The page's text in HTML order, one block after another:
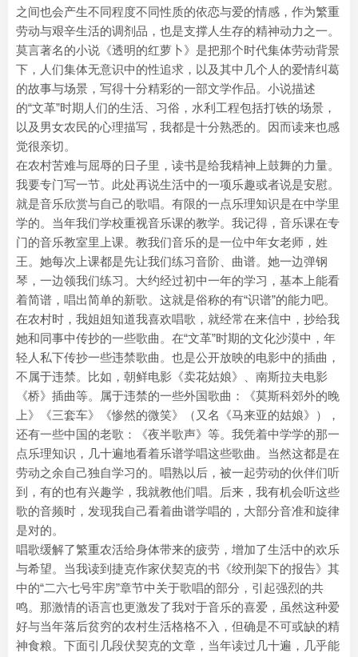
之间也会产生不同程度不同性质的依恋与爱的情感，作为繁重
劳动与艰辛生活的调剂品，也是支撑人生存的精神动力之一。
莫言著名的小说《透明的红萝卜》是把那个时代集体劳动背景
下，人们集体无意识中的性追求，以及其中几个人的爱情纠葛
的故事与场景，写得十分精彩的一部文学作品。小说描述
的“文革”时期人们的生活、习俗，水利工程包括打铁的场景，
以及男女农民的心理描写，我都是十分熟悉的。因而读来也感
觉很亲切。
在农村苦难与屈辱的日子里，读书是给我精神上鼓舞的力量。
我要专门写一节。此处再说生活中的一项乐趣或者说是安慰。
就是音乐欣赏与自己的歌唱。有限的一点乐理知识是在中学里
学的。当年我们学校重视音乐课的教学。我记得，音乐课在专
门的音乐教室里上课。教我们音乐的是一位中年女老师，姓
王。她每次上课都是先让我们练习音阶、曲谱。她一边弹钢
琴，一边领我们练习。大约经过初中一年的学习，基本上能看
着简谱，唱出简单的新歌。这就是俗称的有“识谱”的能力吧。
在农村时，我姐姐知道我喜欢唱歌，就经常在来信中，抄给我
她和同事中传抄的一些歌曲。在“文革”时期的文化沙漠中，年
轻人私下传抄一些违禁歌曲。也是公开放映的电影中的插曲，
不属于违禁。比如，朝鲜电影《卖花姑娘》、南斯拉夫电影
《桥》插曲等。属于违禁的一些外国歌曲：《莫斯科郊外的晚
上》《三套车》《惨然的微笑》（又名《马来亚的姑娘》），
还有一些中国的老歌：《夜半歌声》等。我凭着中学学的那一
点乐理知识，几十遍地看着乐谱学唱这些歌曲。当然这都是在
劳动之余自己独自学习的。唱熟以后，被一起劳动的伙伴们听
到，有的也有兴趣学，我就教他们唱。后来，我有机会听这些
歌的音频时，发现我自己看着曲谱学唱的，大部分音准和旋律
是对的。
唱歌缓解了繁重农活给身体带来的疲劳，增加了生活中的欢乐
与希望。当我读到捷克作家伏契克的书《绞刑架下的报告》其
中的“二六七号牢房”章节中关于歌唱的部分，引起强烈的共
鸣。那激情的语言也更激发了我对于音乐的喜爱，虽然这种爱
好与当年落后贫穷的农村生活格格不入，但确是不可或缺的精
神食粮。下面引几段伏契克的文章，当年读过几十遍，几乎能